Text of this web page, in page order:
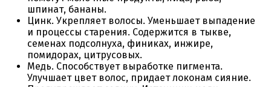
шпинат, бананы.
Цинк. Укрепляет волосы. Уменьшает выпадение
и процессы старения. Содержится в тыкве,
семенах подсолнуха, финиках, инжире,
помидорах, цитрусовых.
Медь. Способствует выработке пигмента.
Улучшает цвет волос, придает локонам сияние.